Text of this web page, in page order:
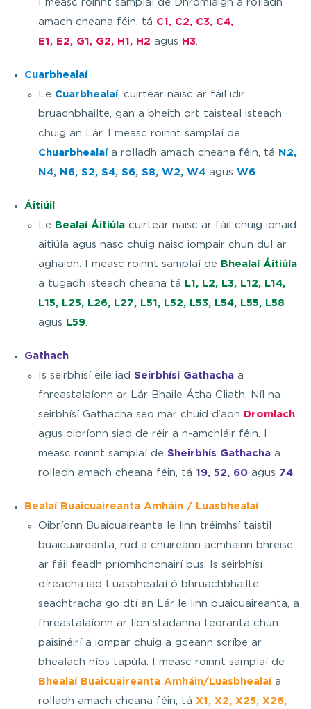
I measc roinnt samplaí de Dhromlaigh a rolladh
amach cheana féin, tá C1, C2, C3, C4,
E1, E2, G1, G2, H1, H2 agus H3
Cuarbhealaí
Le Cuarbhealaí , cuirtear naisc ar fáil idir
bruachbhailte, gan a bheith ort taisteal isteach
chuig an Lár. I measc roinnt samplaí de
Chuarbhealaí a rolladh amach cheana féin, tá N2,
N4, N6, S2, S4, S6, S8, W2, W4 agus W6
Áitiúil
Le Bealaí Áitiúla cuirtear naisc ar fáil chuig ionaid
áitiúla agus nasc chuig naisc iompair chun dul ar
aghaidh. I measc roinnt samplaí de Bhealaí Áitiúla
a tugadh isteach cheana tá L1, L2, L3, L12, L14,
L15, L25, L26, L27, L51, L52, L53, L54, L55, L58
agus L59
Gathach
Is seirbhísí eile iad Seirbhísí Gathacha a
fhreastalaíonn ar Lár Bhaile Átha Cliath. Níl na
seirbhísí Gathacha seo mar chuid d’aon Dromlach
agus oibríonn siad de réir a n-amchláir féin. I
measc roinnt samplaí de Sheirbhís Gathacha a
rolladh amach cheana féin, tá 19, 52, 60 agus 74
Bealaí Buaicuaireanta Amháin / Luasbhealaí
Oibríonn Buaicuaireanta le linn tréimhsí taistil
buaicuaireanta, rud a chuireann acmhainn bhreise
ar fáil feadh príomhchonairí bus. Is seirbhísí
díreacha iad Luasbhealaí ó bhruachbhailte
seachtracha go dtí an Lár le linn buaicuaireanta, a
fhreastalaíonn ar líon stadanna teoranta chun
paisinéirí a iompar chuig a gceann scríbe ar
bhealach níos tapúla. I measc roinnt samplaí de
Bhealaí Buaicuaireanta Amháin/Luasbhealaí a
rolladh amach cheana féin, tá X1, X2, X25, X26,